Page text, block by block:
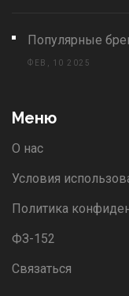
Популярные
ФЕВ, 10 2025
Меню
О нас
Условия
Политика
ФЗ-152
Связаться